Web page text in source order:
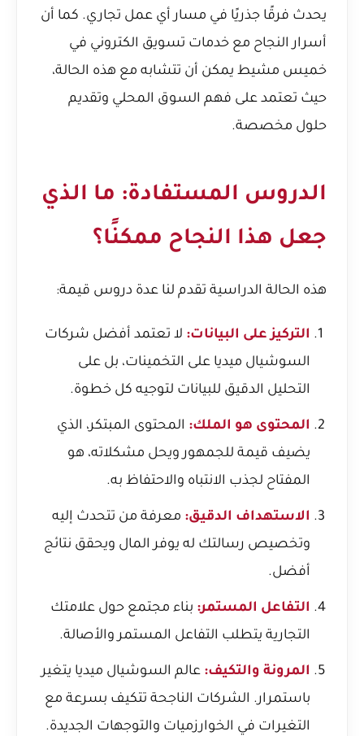
يحدث فرقًا جذريًا في مسار أي عمل تجاري. كما أن
أسرار النجاح مع خدمات تسويق الكتروني في
خميس مشيط يمكن أن تتشابه مع هذه الحالة،
حيث تعتمد على فهم السوق المحلي وتقديم
حلول مخصصة.
الدروس المستفادة: ما الذي
جعل هذا النجاح ممكنًا؟
هذه الحالة الدراسية تقدم لنا عدة دروس قيمة:
التركيز على البيانات: لا تعتمد أفضل شركات
السوشيال ميديا على التخمينات، بل على
التحليل الدقيق للبيانات لتوجيه كل خطوة.
المحتوى هو الملك: المحتوى المبتكر، الذي
يضيف قيمة للجمهور ويحل مشكلاته، هو
المفتاح لجذب الانتباه والاحتفاظ به.
الاستهداف الدقيق: معرفة من تتحدث إليه
وتخصيص رسالتك له يوفر المال ويحقق نتائج
أفضل.
التفاعل المستمر: بناء مجتمع حول علامتك
التجارية يتطلب التفاعل المستمر والأصالة.
المرونة والتكيف: عالم السوشيال ميديا يتغير
باستمرار. الشركات الناجحة تتكيف بسرعة مع
التغيرات في الخوارزميات والتوجهات الجديدة.